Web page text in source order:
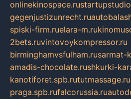
onlinekinospace.ru
gegenjustizunrecht.ru
spiski-firm.ruelara-m.ru
2bets.ruvintovoykompressor.ru
birminghamvsfulham.rusarmat-
amadis-chocolate.rushkurki-
kanotiforet.spb.rututmassage.ru
praga.spb.rufalcorussia.ru